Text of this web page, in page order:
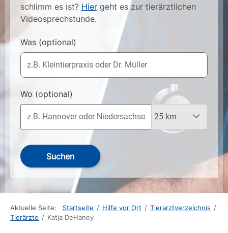
schlimm es ist? Hier geht es zur tierärztlichen
Videosprechstunde.
Was (optional)
Wo (optional)
Suchen
Aktuelle Seite: Startseite / Hilfe vor Ort / Tierarztverzeichnis /
Tierärzte / Katja DeHaney